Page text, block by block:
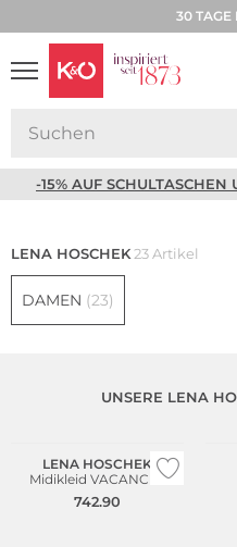
30 TAGE
-15% AUF
LENA HOSCHEK23 Artikel
DAMEN (23)
UNSERE LENA
LENA HOSCHEK
Midikleid VACANCES
742.90